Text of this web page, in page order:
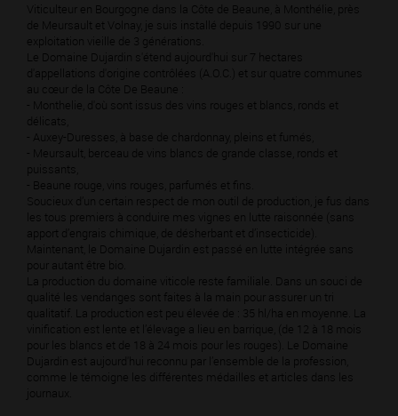
Viticulteur en Bourgogne dans la Côte de Beaune, à Monthélie, près
de Meursault et Volnay, je suis installé depuis 1990 sur une
exploitation vieille de 3 générations.
Le Domaine Dujardin s'étend aujourd'hui sur 7 hectares
d'appellations d'origine contrôlées (A.O.C.) et sur quatre communes
au cœur de la Côte De Beaune :
- Monthelie, d'où sont issus des vins rouges et blancs, ronds et
délicats,
- Auxey-Duresses, à base de chardonnay, pleins et fumés,
- Meursault, berceau de vins blancs de grande classe, ronds et
puissants,
- Beaune rouge, vins rouges, parfumés et fins.
Soucieux d’un certain respect de mon outil de production, je fus dans
les tous premiers à conduire mes vignes en lutte raisonnée (sans
apport d’engrais chimique, de désherbant et d’insecticide).
Maintenant, le Domaine Dujardin est passé en lutte intégrée sans
pour autant être bio.
La production du domaine viticole reste familiale. Dans un souci de
qualité les vendanges sont faites à la main pour assurer un tri
qualitatif. La production est peu élevée de : 35 hl/ha en moyenne. La
vinification est lente et l’élevage a lieu en barrique, (de 12 à 18 mois
pour les blancs et de 18 à 24 mois pour les rouges). Le Domaine
Dujardin est aujourd'hui reconnu par l’ensemble de la profession,
comme le témoigne les différentes médailles et articles dans les
journaux.